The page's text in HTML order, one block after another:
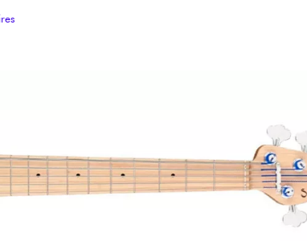
Voir nos marques